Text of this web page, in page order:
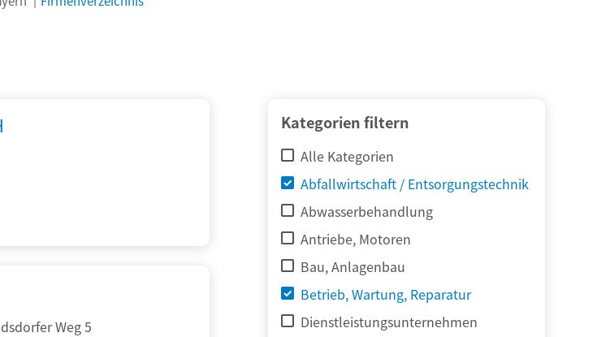
Kategorien filtern
Alle Kategorien
Abfallwirtschaft / Entsorgungstechnik
Abwasserbehandlung
Antriebe, Motoren
Bau, Anlagenbau
Betrieb, Wartung, Reparatur
Dienstleistungsunternehmen
Weg 5